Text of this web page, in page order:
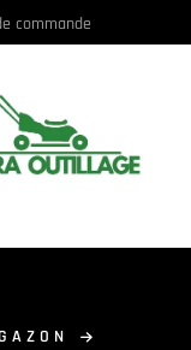
commande